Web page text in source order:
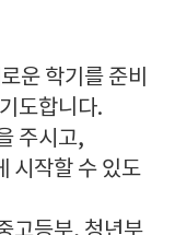
운 학기를 준비
도합니다.
주시고,
시작할 수 있도